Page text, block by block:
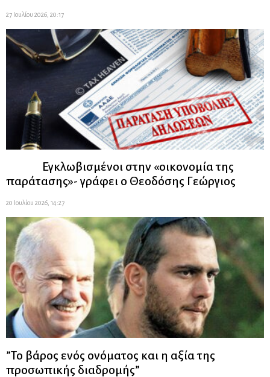
27 Ιουλίου 2026, 20:17
Εγκλωβισμένοι στην «οικονομία της
παράτασης»- γράφει ο Θεοδόσης Γεώργιος
20 Ιουλίου 2026, 14:27
”Το βάρος ενός ονόματος και η αξία της
προσωπικής διαδρομής”